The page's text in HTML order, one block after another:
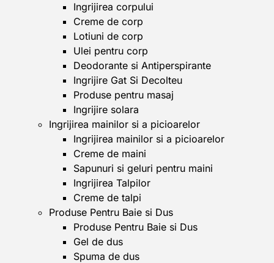
Ingrijirea corpului
Creme de corp
Lotiuni de corp
Ulei pentru corp
Deodorante si Antiperspirante
Ingrijire Gat Si Decolteu
Produse pentru masaj
Ingrijire solara
Ingrijirea mainilor si a picioarelor
Ingrijirea mainilor si a picioarelor
Creme de maini
Sapunuri si geluri pentru maini
Ingrijirea Talpilor
Creme de talpi
Produse Pentru Baie si Dus
Produse Pentru Baie si Dus
Gel de dus
Spuma de dus